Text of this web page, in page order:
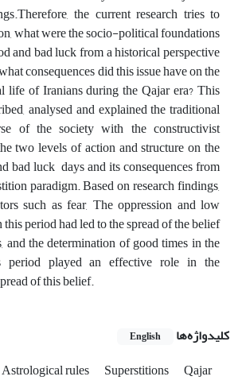
the current research tries to
what were the socio-political foundations
and bad luck from a historical perspective
consequences did this issue have on the
life of Iranians during the Qajar era? This
analysed and explained the traditional
of the society with the constructivist
two levels of action and structure on the
bad luck days and its consequences from
paradigm. Based on research findings,
such as fear, The oppression and low
period had led to the spread of the belief
and the determination of good times in the
period played an effective role in the
of this belief.
کلیدواژه‌ها English
Astrological rules Superstitions
Qajar